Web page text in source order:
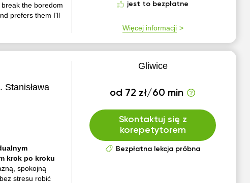
the boredom
prefers them I'll
jest to bezpłatne
Więcej informacji
krok po kroku
spokojną
stresu robić
Gliwice
od 72 zł/60 min
Skontaktuj się z
korepetytorem
Bezpłatna lekcja próbna